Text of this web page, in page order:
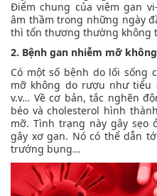
Điểm chung của viêm gan
âm thầm trong những ngày
thì tổn thương thường không
2. Bệnh gan nhiễm mỡ
Có một số bệnh do lối sống
mỡ không do rượu như tiểu
v.v… Về cơ bản, tắc nghẽn
béo và cholesterol hình
mỡ. Tình trạng này gây sẹo
gây xơ gan. Nó có thể dẫn
trướng bụng…